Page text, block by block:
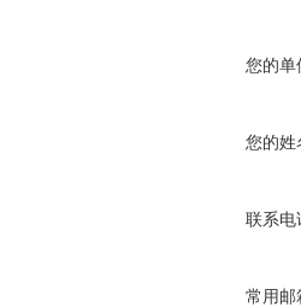
您的单
您的姓
联系电
常用邮